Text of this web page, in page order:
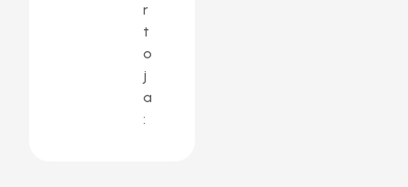
r
t
o
j
a
: